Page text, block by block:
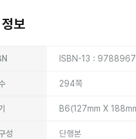
보
ISBN-13 :
294쪽
B6(127mm X
성 단행본